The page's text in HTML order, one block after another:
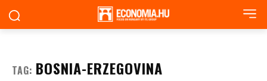
TAG: BOSNIA-ERZEGOVINA